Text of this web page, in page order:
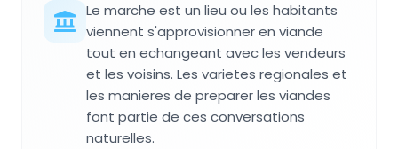
Le marche est un lieu ou les habitants
viennent s'approvisionner en viande
tout en echangeant avec les vendeurs
et les voisins. Les varietes regionales et
les manieres de preparer les viandes
font partie de ces conversations
naturelles.